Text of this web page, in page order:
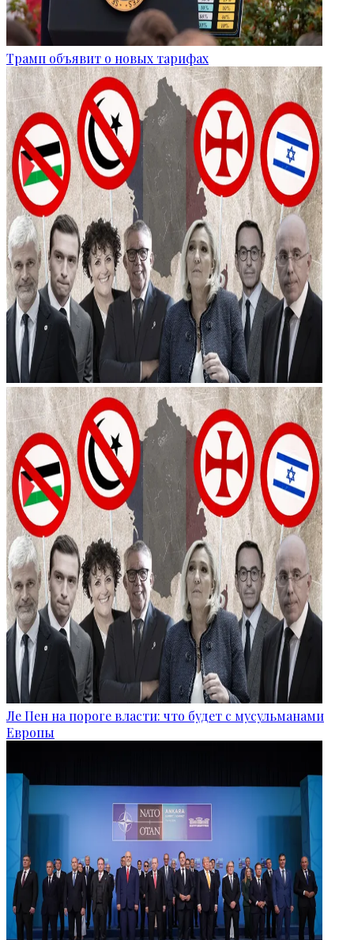
Трамп объявит о новых тарифах
Ле Пен на пороге власти: что будет с мусульманами
Европы